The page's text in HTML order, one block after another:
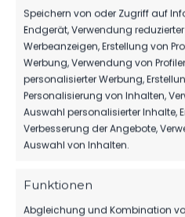
Speichern von oder Zugriff auf
Endgerät, Verwendung
Werbeanzeigen, Erstellung von
Werbung, Verwendung von
personalisierter Werbung,
Personalisierung von Inhalten,
Auswahl personalisierter Inhalte,
Verbesserung der Angebote,
Auswahl von Inhalten.
Funktionen
Abgleichung und Kombination
13:00
Uhr
SO.., 11.
DEZ.
2022
13:00
Uhr
SPIELZEIT